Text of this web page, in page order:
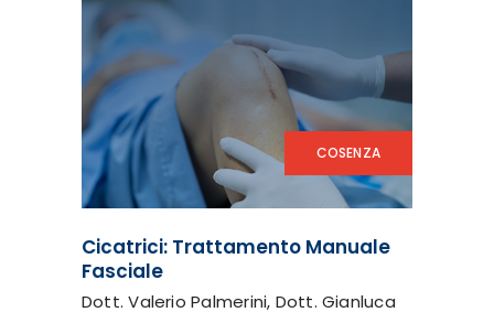
COSENZA
Cicatrici: Trattamento Manuale
Fasciale
Dott. Valerio Palmerini, Dott. Gianluca